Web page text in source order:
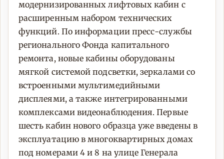
модернизированных лифтовых кабин с
расширенным набором технических
функций. По информации пресс-службы
регионального Фонда капитального
ремонта, новые кабины оборудованы
мягкой системой подсветки, зеркалами со
встроенными мультимедийными
дисплеями, а также интегрированными
комплексами видеонаблюдения. Первые
шесть кабин нового образца уже введены в
эксплуатацию в многоквартирных домах
под номерами 4 и 8 на улице Генерала